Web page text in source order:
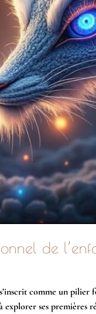
de
comme un pilier
explorer ses